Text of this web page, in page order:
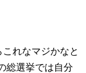
れなマジかなと
総選挙では自分